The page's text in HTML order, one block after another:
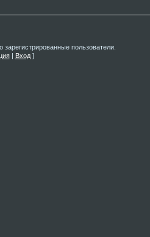
пользователи.
| Вход]